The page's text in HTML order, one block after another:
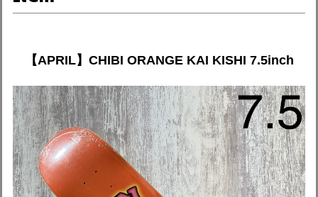
【APRIL】CHIBI ORANGE KAI KISHI 7.5inch